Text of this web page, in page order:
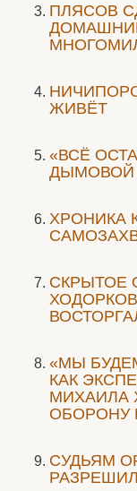
ПЛЯСОВ
ЖИВЁТ
«ВСЁ
ДЫМОВОЙ
ХРОНИКА
СКРЫТОЕ
«МЫ
КАК
МИХАИЛА
ОБОРОНУ
CУДЬЯМ